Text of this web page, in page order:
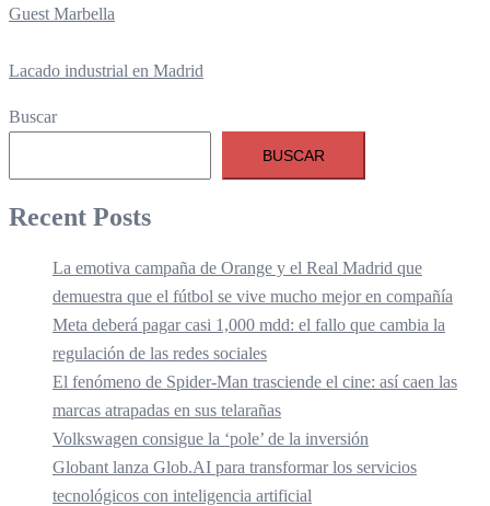
Guest Marbella
Lacado industrial en Madrid
Buscar
BUSCAR
Recent Posts
La emotiva campaña de Orange y el Real Madrid que
demuestra que el fútbol se vive mucho mejor en compañía
Meta deberá pagar casi 1,000 mdd: el fallo que cambia la
regulación de las redes sociales
El fenómeno de Spider-Man trasciende el cine: así caen las
marcas atrapadas en sus telarañas
Volkswagen consigue la ‘pole’ de la inversión
Globant lanza Glob.AI para transformar los servicios
tecnológicos con inteligencia artificial